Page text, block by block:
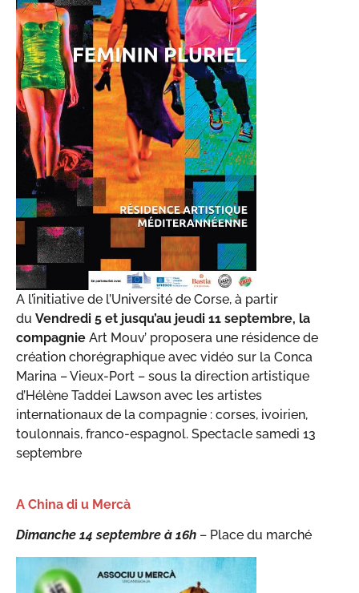
A l’initiative de l’Université de Corse, à partir
du Vendredi 5 et jusqu’au jeudi 11 septembre, la
compagnie Art Mouv’ proposera une résidence de
création chorégraphique avec vidéo sur la Conca
Marina – Vieux-Port – sous la direction artistique
d’Hélène Taddei Lawson avec les artistes
internationaux de la compagnie : corses, ivoirien,
toulonnais, franco-espagnol. Spectacle samedi 13
septembre
A China di u Mercà
Dimanche 14 septembre à 16h – Place du marché